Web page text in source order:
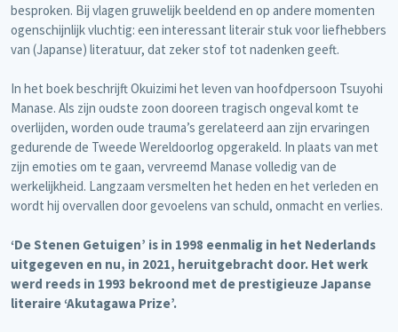
besproken. Bij vlagen gruwelijk beeldend en op andere momenten
ogenschijnlijk vluchtig: een interessant literair stuk voor liefhebbers
van (Japanse) literatuur, dat zeker stof tot nadenken geeft.
In het boek beschrijft Okuizimi het leven van hoofdpersoon Tsuyohi
Manase. Als zijn oudste zoon dooreen tragisch ongeval komt te
overlijden, worden oude trauma’s gerelateerd aan zijn ervaringen
gedurende de Tweede Wereldoorlog opgerakeld. In plaats van met
zijn emoties om te gaan, vervreemd Manase volledig van de
werkelijkheid. Langzaam versmelten het heden en het verleden en
wordt hij overvallen door gevoelens van schuld, onmacht en verlies.
‘De Stenen Getuigen’ is in 1998 eenmalig in het Nederlands
uitgegeven en nu, in 2021, heruitgebracht door. Het werk
werd reeds in 1993 bekroond met de prestigieuze Japanse
literaire ‘Akutagawa Prize’.